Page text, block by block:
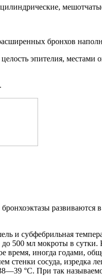
бронхов
эпителия, местами
и субфебрильная
500 мл мокроты в
время, иногда годами,
стенки сосуда, изредка
°С. При так